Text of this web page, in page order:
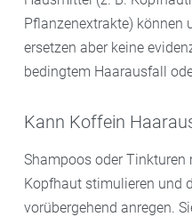
Pflanzenextrakte) können
ersetzen aber keine
bedingtem Haarausfall
Kann Koffein
Shampoos oder
Kopfhaut stimulieren und
vorübergehend anregen.